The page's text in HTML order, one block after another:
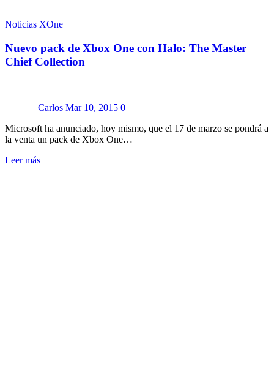
Noticias XOne
Nuevo pack de Xbox One con Halo: The Master
Chief Collection
Carlos Mar 10, 2015 0
Microsoft ha anunciado, hoy mismo, que el 17 de marzo se pondrá a
la venta un pack de Xbox One…
Leer más